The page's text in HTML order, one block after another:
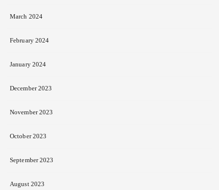
March 2024
February 2024
January 2024
December 2023
November 2023
October 2023
September 2023
August 2023